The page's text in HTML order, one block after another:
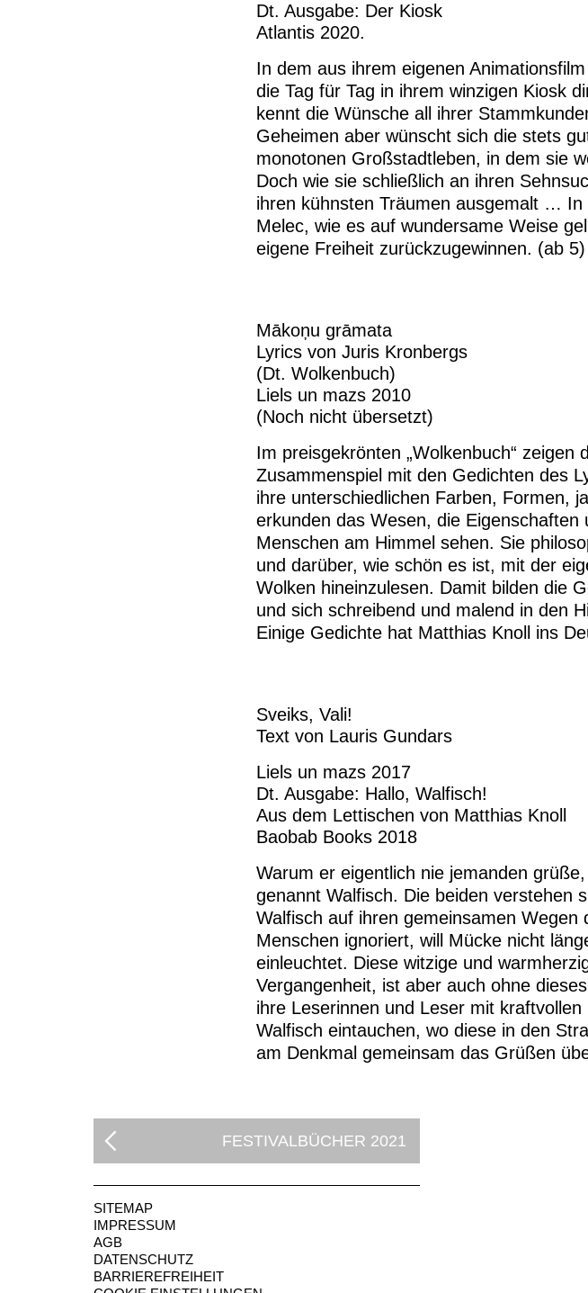
Dt. Ausgabe: Der Kiosk
Atlantis 2020.
In dem aus ihrem eigenen
die Tag für Tag in ihrem winzigen Kiosk
kennt die Wünsche all ihrer
Geheimen aber wünscht sich die stets
monotonen Großstadtleben, in dem sie
Doch wie sie schließlich an ihren
ihren kühnsten Träumen ausgemalt …
Melec, wie es auf wundersame Weise
eigene Freiheit zurückzugewinnen. (ab 5)
Mākoņu grāmata
Lyrics von Juris Kronbergs
(Dt. Wolkenbuch)
Liels un mazs 2010
(Noch nicht übersetzt)
Im preisgekrönten „Wolkenbuch“
Zusammenspiel mit den Gedichten des
ihre unterschiedlichen Farben, Formen,
erkunden das Wesen, die
Menschen am Himmel sehen. Sie
und darüber, wie schön es ist, mit der
Wolken hineinzulesen. Damit bilden die
und sich schreibend und malend in den
Einige Gedichte hat Matthias Knoll ins
Sveiks, Vali!
Text von Lauris Gundars
Liels un mazs 2017
Dt. Ausgabe: Hallo, Walfisch!
Aus dem Lettischen von Matthias Knoll
Baobab Books 2018
Warum er eigentlich nie jemanden
genannt Walfisch. Die beiden verstehen
Walfisch auf ihren gemeinsamen
Menschen ignoriert, will Mücke nicht
einleuchtet. Diese witzige und
Vergangenheit, ist aber auch ohne
ihre Leserinnen und Leser mit
Walfisch eintauchen, wo diese in den
am Denkmal gemeinsam das Grüßen
FESTIVALBÜCHER 2021
SITEMAP
IMPRESSUM
AGB
DATENSCHUTZ
BARRIEREFREIHEIT